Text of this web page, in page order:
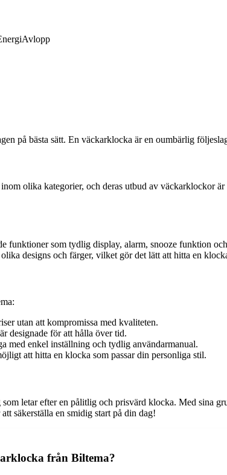
Avlopp
på bästa sätt. En väckarklocka är en oumbärlig
olika kategorier, och deras utbud av väckarklockor
funktioner som tydlig display, alarm, snooze funktion
designs och färger, vilket gör det lätt att hitta en
utan att kompromissa med kvaliteten.
designade för att hålla över tid.
med enkel inställning och tydlig användarmanual.
att hitta en klocka som passar din personliga stil.
letar efter en pålitlig och prisvärd klocka. Med sina
säkerställa en smidig start på din dag!
från Biltema?